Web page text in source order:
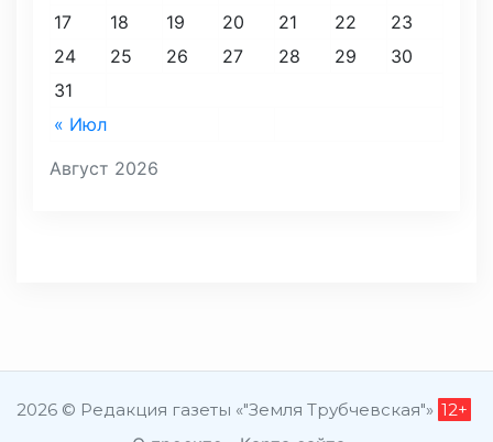
Август 2026
« Июл
17
18 19 20 21 22
23
24
25 26 27 28 29
30
31
2026 © Редакция газеты «"Земля Трубчевская"» 12+